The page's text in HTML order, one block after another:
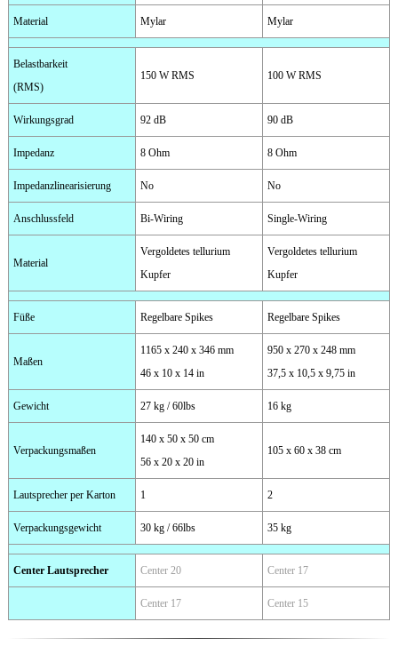
Material Mylar Mylar
Belastbarkeit
(RMS)
150 W RMS 100 W RMS
Wirkungsgrad 92 dB 90 dB
Impedanz 8 Ohm 8 Ohm
Impedanzlinearisierung No No
Anschlussfeld Bi-Wiring Single-Wiring
Material
Vergoldetes tellurium
Kupfer
Vergoldetes tellurium
Kupfer
Füße Regelbare Spikes Regelbare Spikes
Maßen
1165 x 240 x 346 mm
46 x 10 x 14 in
950 x 270 x 248 mm
37,5 x 10,5 x 9,75 in
Gewicht 27 kg / 60lbs 16 kg
Verpackungsmaßen
140 x 50 x 50 cm
56 x 20 x 20 in
105 x 60 x 38 cm
Lautsprecher per Karton 1 2
Verpackungsgewicht 30 kg / 66lbs 35 kg
Center Lautsprecher Center 20 Center 17
Center 17 Center 15